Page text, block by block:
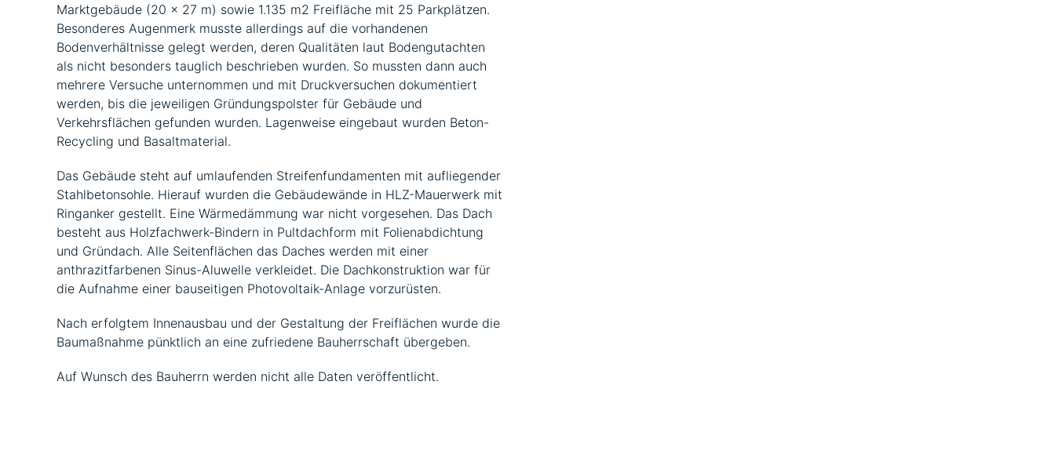
Marktgebäude (20 x 27 m) sowie 1.135 m2 Freifläche mit 25 Parkplätzen.
Besonderes Augenmerk musste allerdings auf die vorhandenen
Bodenverhältnisse gelegt werden, deren Qualitäten laut Bodengutachten
als nicht besonders tauglich beschrieben wurden. So mussten dann auch
mehrere Versuche unternommen und mit Druckversuchen dokumentiert
werden, bis die jeweiligen Gründungspolster für Gebäude und
Verkehrsflächen gefunden wurden. Lagenweise eingebaut wurden Beton-
Recycling und Basaltmaterial.
Das Gebäude steht auf umlaufenden Streifenfundamenten mit aufliegender
Stahlbetonsohle. Hierauf wurden die Gebäudewände in HLZ-Mauerwerk mit
Ringanker gestellt. Eine Wärmedämmung war nicht vorgesehen. Das Dach
besteht aus Holzfachwerk-Bindern in Pultdachform mit Folienabdichtung
und Gründach. Alle Seitenflächen das Daches werden mit einer
anthrazitfarbenen Sinus-Aluwelle verkleidet. Die Dachkonstruktion war für
die Aufnahme einer bauseitigen Photovoltaik-Anlage vorzurüsten.
Nach erfolgtem Innenausbau und der Gestaltung der Freiflächen wurde die
Baumaßnahme pünktlich an eine zufriedene Bauherrschaft übergeben.
Auf Wunsch des Bauherrn werden nicht alle Daten veröffentlicht.